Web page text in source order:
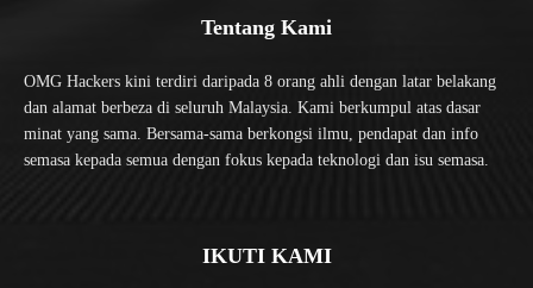
Tentang Kami
OMG Hackers kini terdiri daripada 8 orang ahli dengan latar belakang
dan alamat berbeza di seluruh Malaysia. Kami berkumpul atas dasar
minat yang sama. Bersama-sama berkongsi ilmu, pendapat dan info
semasa kepada semua dengan fokus kepada teknologi dan isu semasa.
IKUTI KAMI